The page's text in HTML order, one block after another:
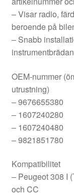
– Visar radio,
beroende på
– Snabb
OEM-nummer
utrustning)
– 9676655380
– 1607240280
– 1607240480
– 9821851780
Kompatibilitet
– Peugeot 308 I
och CC